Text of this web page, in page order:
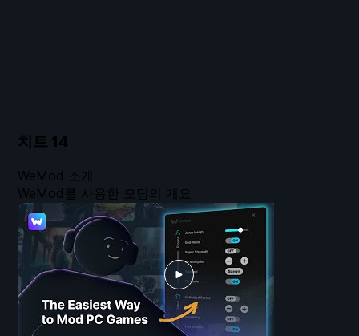
치트 14
WeMod 소개
WeMod를 사용한 모딩의 개요